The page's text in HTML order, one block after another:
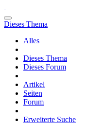
Dieses Thema
Alles
Dieses Thema
Dieses Forum
Artikel
Seiten
Forum
Erweiterte Suche